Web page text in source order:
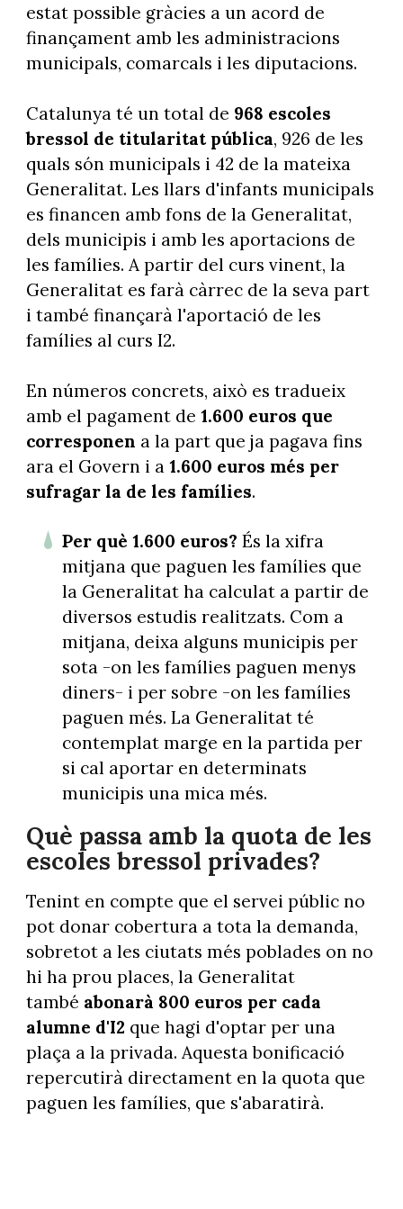
estat possible gràcies a un acord de
finançament amb les administracions
municipals, comarcals i les diputacions.
Catalunya té un total de 968 escoles
bressol de titularitat pública, 926 de les
quals són municipals i 42 de la mateixa
Generalitat. Les llars d'infants municipals
es financen amb fons de la Generalitat,
dels municipis i amb les aportacions de
les famílies. A partir del curs vinent, la
Generalitat es farà càrrec de la seva part
i també finançarà l'aportació de les
famílies al curs I2.
En números concrets, això es tradueix
amb el pagament de 1.600 euros que
corresponen a la part que ja pagava fins
ara el Govern i a1.600 euros més per
sufragar la de les famílies.
Per què 1.600 euros? És la xifra
mitjana que paguen les famílies que
la Generalitat ha calculat a partir de
diversos estudis realitzats. Com a
mitjana, deixa alguns municipis per
sota -on les famílies paguen menys
diners- i per sobre -on les famílies
paguen més. La Generalitat té
contemplat marge en la partida per
si cal aportar en determinats
municipis una mica més.
Què passa amb la quota de les
escoles bressol privades?
Tenint en compte que el servei públic no
pot donar cobertura a tota la demanda,
sobretot a les ciutats més poblades on no
hi ha prou places, la Generalitat
també abonarà 800 euros per cada
alumne d'I2 que hagi d'optar per una
plaça a la privada. Aquesta bonificació
repercutirà directament en la quota que
paguen les famílies, que s'abaratirà.